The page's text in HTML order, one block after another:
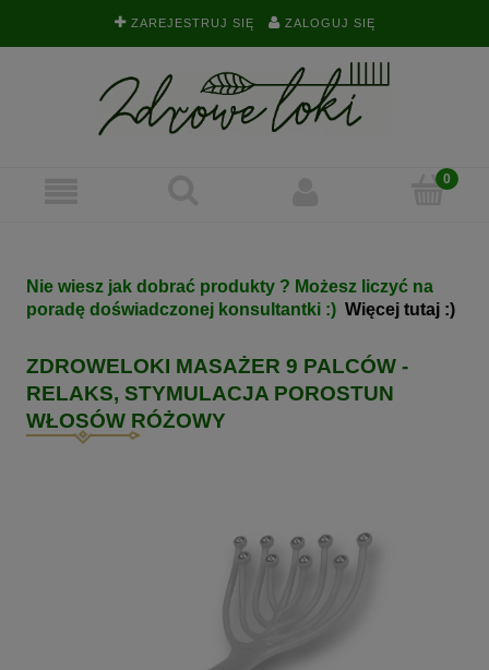
ZAREJESTRUJ SIĘ ZALOGUJ SIĘ
Nie wiesz jak dobrać produkty ? Możesz liczyć na
poradę doświadczonej konsultantki :) Więcej tutaj :)
ZDROWELOKI MASAŻER 9 PALCÓW -
RELAKS, STYMULACJA POROSTUN
WŁOSÓW RÓŻOWY